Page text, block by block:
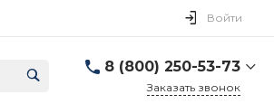
Войти
8 (800) 250-53-73
Заказать звонок